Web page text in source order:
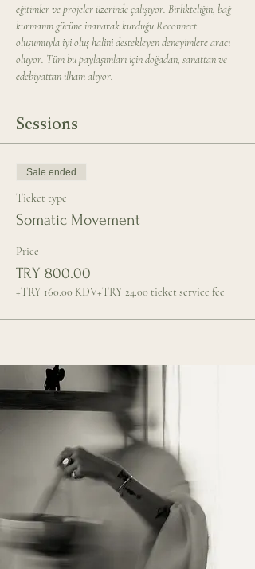
eğitimler ve projeler üzerinde çalışıyor. Birlikteliğin, bağ
kurmanın gücüne inanarak kurduğu Reconnect
oluşumuyla iyi oluş halini destekleyen deneyimlere aracı
oluyor. Tüm bu paylaşımları için doğadan, sanattan ve
edebiyattan ilham alıyor.
Sessions
Sale ended
Ticket type
Somatic Movement
Price
TRY 800.00
+TRY 160.00 KDV+TRY 24.00 ticket service fee